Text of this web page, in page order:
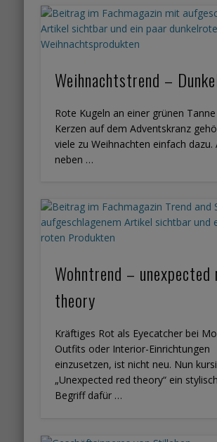
Weihnachtstrend –
Rote Kugeln an einer grünen
Kerzen auf dem Adventskranz
viele zu Weihnachten einfach dazu.
neben …
Wohntrend – unexpected
theory
Kräftiges Rot als Eyecatcher bei
Outfits oder Interior-Einrichtungen
einzusetzen, ist nicht neu. Nun
„Unexpected red theory“ ein
Begriff dafür …